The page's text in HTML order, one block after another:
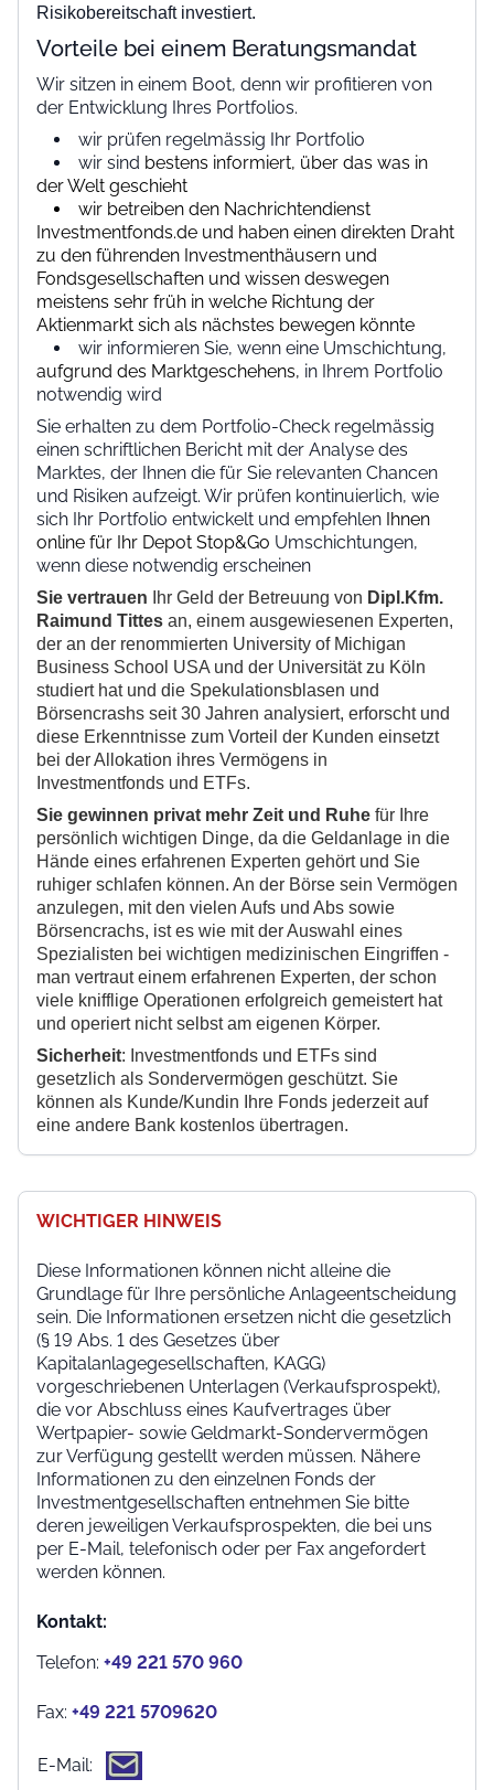
Risikobereitschaft investiert.
Vorteile bei einem Beratungsmandat
Wir sitzen in einem Boot, denn wir profitieren von
der Entwicklung Ihres Portfolios.
wir prüfen regelmässig Ihr Portfolio
wir sind bestens informiert, über das was in
der Welt geschieht
wir betreiben den Nachrichtendienst
Investmentfonds.de und haben einen direkten Draht
zu den führenden Investmenthäusern und
Fondsgesellschaften und wissen deswegen
meistens sehr früh in welche Richtung der
Aktienmarkt sich als nächstes bewegen könnte
wir informieren Sie, wenn eine Umschichtung,
aufgrund des Marktgeschehens, in Ihrem Portfolio
notwendig wird
Sie erhalten zu dem Portfolio-Check regelmässig
einen schriftlichen Bericht mit der Analyse des
Marktes, der Ihnen die für Sie relevanten Chancen
und Risiken aufzeigt. Wir prüfen kontinuierlich, wie
sich Ihr Portfolio entwickelt und empfehlen Ihnen
online für Ihr Depot Stop&Go Umschichtungen,
wenn diese notwendig erscheinen
Sie vertrauen Ihr Geld der Betreuung von Dipl.Kfm.
Raimund Tittes an, einem ausgewiesenen Experten,
der an der renommierten University of Michigan
Business School USA und der Universität zu Köln
studiert hat und die Spekulationsblasen und
Börsencrashs seit 30 Jahren analysiert, erforscht und
diese Erkenntnisse zum Vorteil der Kunden einsetzt
bei der Allokation ihres Vermögens in
Investmentfonds und ETFs.
Sie gewinnen privat mehr Zeit und Ruhe für Ihre
persönlich wichtigen Dinge, da die Geldanlage in die
Hände eines erfahrenen Experten gehört und Sie
ruhiger schlafen können. An der Börse sein Vermögen
anzulegen, mit den vielen Aufs und Abs sowie
Börsencrachs, ist es wie mit der Auswahl eines
Spezialisten bei wichtigen medizinischen Eingriffen -
man vertraut einem erfahrenen Experten, der schon
viele knifflige Operationen erfolgreich gemeistert hat
und operiert nicht selbst am eigenen Körper.
Sicherheit: Investmentfonds und ETFs sind
gesetzlich als Sondervermögen geschützt. Sie
können als Kunde/Kundin Ihre Fonds jederzeit auf
eine andere Bank kostenlos übertragen.
WICHTIGER HINWEIS
Diese Informationen können nicht alleine die
Grundlage für Ihre persönliche Anlageentscheidung
sein. Die Informationen ersetzen nicht die gesetzlich
(§ 19 Abs. 1 des Gesetzes über
Kapitalanlagegesellschaften, KAGG)
vorgeschriebenen Unterlagen (Verkaufsprospekt),
die vor Abschluss eines Kaufvertrages über
Wertpapier- sowie Geldmarkt-Sondervermögen
zur Verfügung gestellt werden müssen. Nähere
Informationen zu den einzelnen Fonds der
Investmentgesellschaften entnehmen Sie bitte
deren jeweiligen Verkaufsprospekten, die bei uns
per E-Mail, telefonisch oder per Fax angefordert
werden können.
Kontakt:
Telefon: +49 221 570 960
Fax: +49 221 5709620
E-Mail: